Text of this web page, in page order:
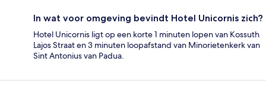
In wat voor omgeving bevindt Hotel Unicornis zich?
Hotel Unicornis ligt op een korte 1 minuten lopen van Kossuth
Lajos Straat en 3 minuten loopafstand van Minorietenkerk van
Sint Antonius van Padua.